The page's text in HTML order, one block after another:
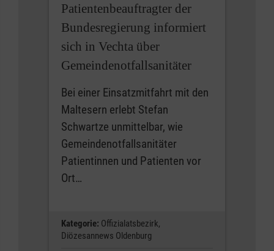
Patientenbeauftragter der
Bundesregierung informiert
sich in Vechta über
Gemeindenotfallsanitäter
Bei einer Einsatzmitfahrt mit den
Maltesern erlebt Stefan
Schwartze unmittelbar, wie
Gemeindenotfallsanitäter
Patientinnen und Patienten vor
Ort…
Kategorie: Offizialatsbezirk,
Diözesannews Oldenburg